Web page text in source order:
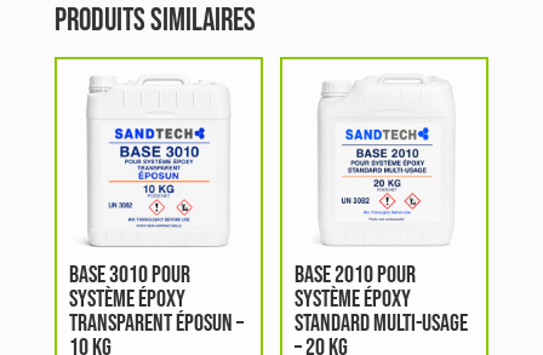
Produits similaires
BASE 3010 POUR
SYSTÈME ÉPOXY
TRANSPARENT ÉPOSUN –
10 KG
BASE 2010 POUR
SYSTÈME ÉPOXY
STANDARD MULTI-USAGE
– 20 KG